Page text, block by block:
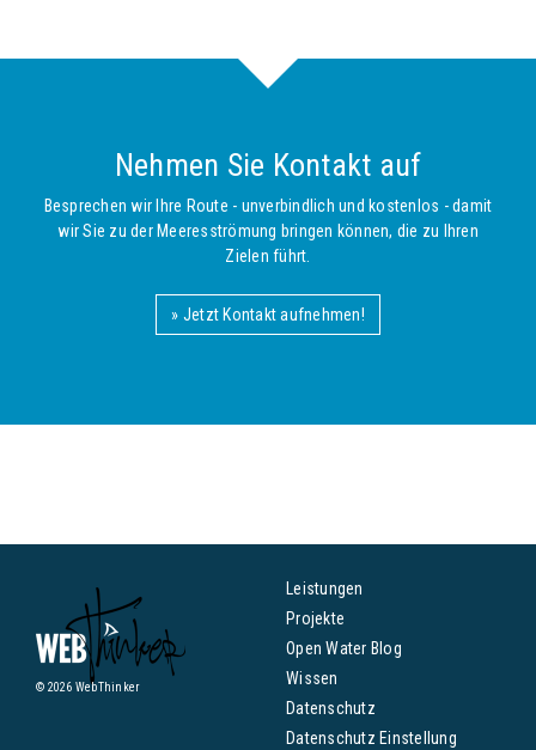
Nehmen Sie Kontakt auf
Besprechen wir Ihre Route - unverbindlich und kostenlos - damit
wir Sie zu der Meeresströmung bringen können, die zu Ihren
Zielen führt.
» Jetzt Kontakt aufnehmen!
© 2026 WebThinker
Leistungen
Projekte
Open Water Blog
Wissen
Datenschutz
Datenschutz Einstellung